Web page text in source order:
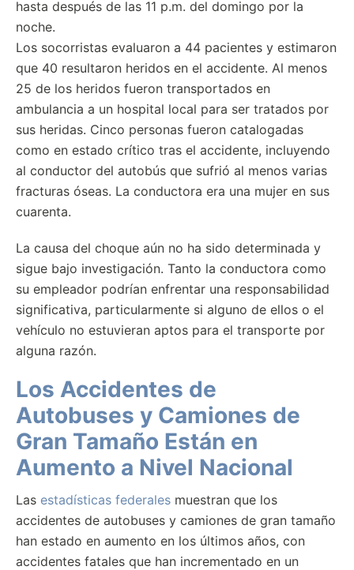
hasta después de las 11 p.m. del domingo por la
noche.
Los socorristas evaluaron a 44 pacientes y estimaron
que 40 resultaron heridos en el accidente. Al menos
25 de los heridos fueron transportados en
ambulancia a un hospital local para ser tratados por
sus heridas. Cinco personas fueron catalogadas
como en estado crítico tras el accidente, incluyendo
al conductor del autobús que sufrió al menos varias
fracturas óseas. La conductora era una mujer en sus
cuarenta.
La causa del choque aún no ha sido determinada y
sigue bajo investigación. Tanto la conductora como
su empleador podrían enfrentar una responsabilidad
significativa, particularmente si alguno de ellos o el
vehículo no estuvieran aptos para el transporte por
alguna razón.
Los Accidentes de
Autobuses y Camiones de
Gran Tamaño Están en
Aumento a Nivel Nacional
Las estadísticas federales muestran que los
accidentes de autobuses y camiones de gran tamaño
han estado en aumento en los últimos años, con
accidentes fatales que han incrementado en un